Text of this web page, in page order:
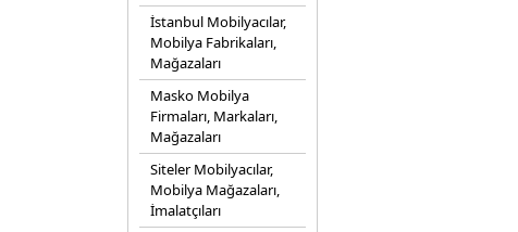
İstanbul Mobilyacılar,
Mobilya Fabrikaları,
Mağazaları
Masko Mobilya
Firmaları, Markaları,
Mağazaları
Siteler Mobilyacılar,
Mobilya Mağazaları,
İmalatçıları